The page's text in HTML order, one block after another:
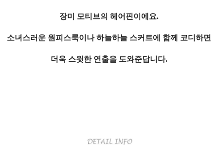
장미 모티브의 헤어핀이에요.
소녀스러운 원피스룩이나 하늘하늘 스커트에 함께 코디하면
더욱 스윗한 연출을 도와준답니다.